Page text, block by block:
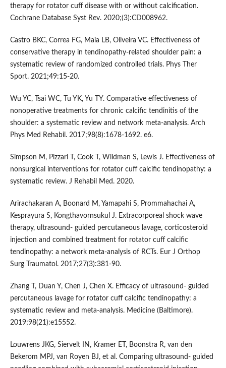
therapy for rotator cuff disease with or without calcification.
Cochrane Database Syst Rev. 2020;(3):CD008962.
Castro BKC, Correa FG, Maia LB, Oliveira VC. Effectiveness of
conservative therapy in tendinopathy-related shoulder pain: a
systematic review of randomized controlled trials. Phys Ther
Sport. 2021;49:15-20.
Wu YC, Tsai WC, Tu YK, Yu TY. Comparative effectiveness of
nonoperative treatments for chronic calcific tendinitis of the
shoulder: a systematic review and network meta-analysis. Arch
Phys Med Rehabil. 2017;98(8):1678-1692. e6.
Simpson M, Pizzari T, Cook T, Wildman S, Lewis J. Effectiveness of
nonsurgical interventions for rotator cuff calcific tendinopathy: a
systematic review. J Rehabil Med. 2020.
Arirachakaran A, Boonard M, Yamapahi S, Prommahachai A,
Kesprayura S, Kongthavornsukul J. Extracorporeal shock wave
therapy, ultrasound- guided percutaneous lavage, corticosteroid
injection and combined treatment for rotator cuff calcific
tendinopathy: a network meta-analysis of RCTs. Eur J Orthop
Surg Traumatol. 2017;27(3):381-90.
Zhang T, Duan Y, Chen J, Chen X. Efficacy of ultrasound- guided
percutaneous lavage for rotator cuff calcific tendinopathy: a
systematic review and meta-analysis. Medicine (Baltimore).
2019;98(21):e15552.
Louwrens JKG, Siervelt IN, Kramer ET, Boonstra R, van den
Bekerom MPJ, van Royen BJ, et al. Comparing ultrasound- guided